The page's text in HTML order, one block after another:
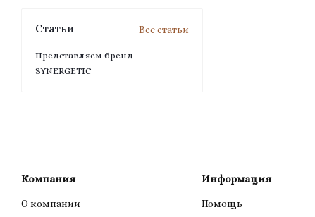
Статьи Все статьи
Представляем бренд
SYNERGETIC
Компания
О компании
Информация
Помощь